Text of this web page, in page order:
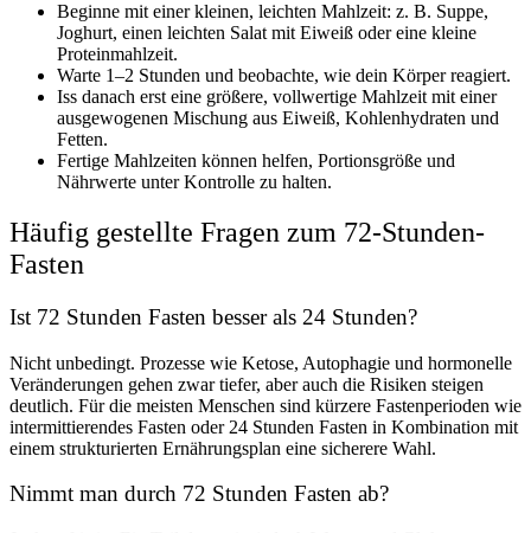
Beginne mit einer kleinen, leichten Mahlzeit: z. B. Suppe,
Joghurt, einen leichten Salat mit Eiweiß oder eine kleine
Proteinmahlzeit.
Warte 1–2 Stunden und beobachte, wie dein Körper reagiert.
Iss danach erst eine größere, vollwertige Mahlzeit mit einer
ausgewogenen Mischung aus Eiweiß, Kohlenhydraten und
Fetten.
Fertige Mahlzeiten können helfen, Portionsgröße und
Nährwerte unter Kontrolle zu halten.
Häufig gestellte Fragen zum 72-Stunden-
Fasten
Ist 72 Stunden Fasten besser als 24 Stunden?
Nicht unbedingt. Prozesse wie Ketose, Autophagie und hormonelle
Veränderungen gehen zwar tiefer, aber auch die Risiken steigen
deutlich. Für die meisten Menschen sind kürzere Fastenperioden wie
intermittierendes Fasten oder 24 Stunden Fasten in Kombination mit
einem strukturierten Ernährungsplan eine sicherere Wahl.
Nimmt man durch 72 Stunden Fasten ab?